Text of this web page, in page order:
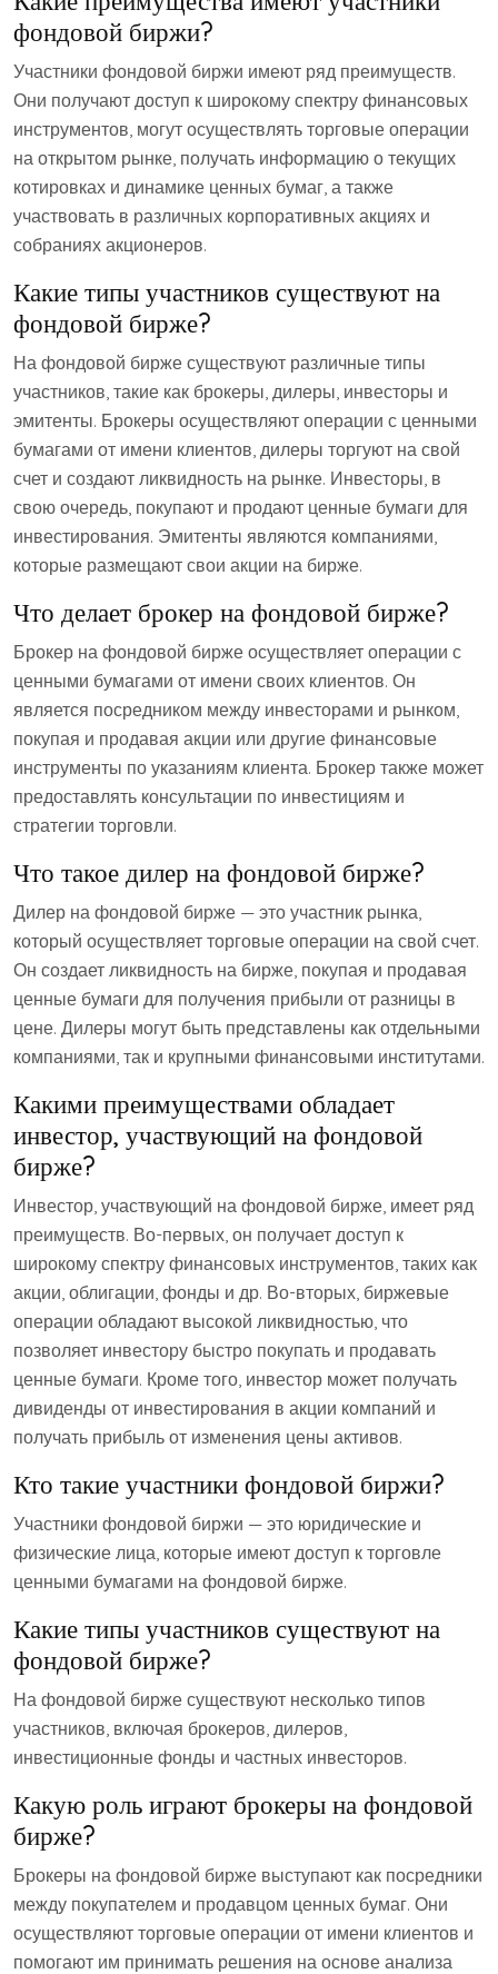
фондовой биржи?
Участники фондовой биржи имеют ряд преимуществ.
Они получают доступ к широкому спектру финансовых
инструментов, могут осуществлять торговые операции
на открытом рынке, получать информацию о текущих
котировках и динамике ценных бумаг, а также
участвовать в различных корпоративных акциях и
собраниях акционеров.
Какие типы участников существуют на
фондовой бирже?
На фондовой бирже существуют различные типы
участников, такие как брокеры, дилеры, инвесторы и
эмитенты. Брокеры осуществляют операции с ценными
бумагами от имени клиентов, дилеры торгуют на свой
счет и создают ликвидность на рынке. Инвесторы, в
свою очередь, покупают и продают ценные бумаги для
инвестирования. Эмитенты являются компаниями,
которые размещают свои акции на бирже.
Что делает брокер на фондовой бирже?
Брокер на фондовой бирже осуществляет операции с
ценными бумагами от имени своих клиентов. Он
является посредником между инвесторами и рынком,
покупая и продавая акции или другие финансовые
инструменты по указаниям клиента. Брокер также может
предоставлять консультации по инвестициям и
стратегии торговли.
Что такое дилер на фондовой бирже?
Дилер на фондовой бирже — это участник рынка,
который осуществляет торговые операции на свой счет.
Он создает ликвидность на бирже, покупая и продавая
ценные бумаги для получения прибыли от разницы в
цене. Дилеры могут быть представлены как отдельными
компаниями, так и крупными финансовыми институтами.
Какими преимуществами обладает
инвестор, участвующий на фондовой
бирже?
Инвестор, участвующий на фондовой бирже, имеет ряд
преимуществ. Во-первых, он получает доступ к
широкому спектру финансовых инструментов, таких как
акции, облигации, фонды и др. Во-вторых, биржевые
операции обладают высокой ликвидностью, что
позволяет инвестору быстро покупать и продавать
ценные бумаги. Кроме того, инвестор может получать
дивиденды от инвестирования в акции компаний и
получать прибыль от изменения цены активов.
Кто такие участники фондовой биржи?
Участники фондовой биржи — это юридические и
физические лица, которые имеют доступ к торговле
ценными бумагами на фондовой бирже.
Какие типы участников существуют на
фондовой бирже?
На фондовой бирже существуют несколько типов
участников, включая брокеров, дилеров,
инвестиционные фонды и частных инвесторов.
Какую роль играют брокеры на фондовой
бирже?
Брокеры на фондовой бирже выступают как посредники
между покупателем и продавцом ценных бумаг. Они
осуществляют торговые операции от имени клиентов и
помогают им принимать решения на основе анализа